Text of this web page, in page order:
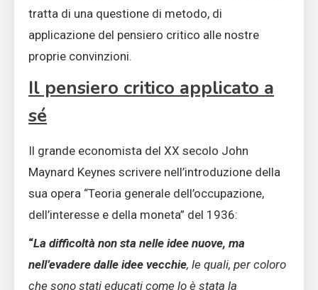
tratta di una questione di metodo, di
applicazione del pensiero critico alle nostre
proprie convinzioni.
Il pensiero critico applicato a
sé
Il grande economista del XX secolo John
Maynard Keynes scrivere nell’introduzione della
sua opera “Teoria generale dell’occupazione,
dell’interesse e della moneta” del 1936:
“La difficoltà non sta nelle idee nuove, ma
nell’evadere dalle idee vecchie, le quali, per coloro
che sono stati educati come lo è stata la